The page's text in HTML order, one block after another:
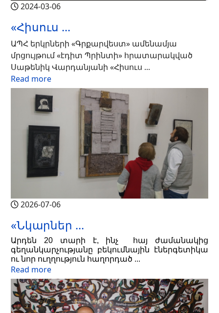
2024-03-06
«Հիսուս ...
ԱՊՀ երկրների «Գրքարվեստ» ամենամյա
մրցույթում «էդիտ Պրինտի» հրատարակված
Սաթենիկ Վարդանյանի «Հիսուս ...
Read more
2026-07-06
«Նկարներ ...
Արդեն 20 տարի է, ինչ
հայ ժամանակից
գեղանկարչությանը բեկումնային էներգետիկա
ու նոր ուղղություն հաղորդած ...
Read more